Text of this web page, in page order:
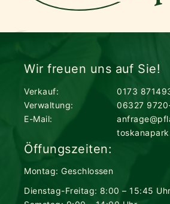
Wir freuen uns auf Sie!
Verkauf:
0173
Verwaltung:
06327
E-Mail:
Öffungszeiten:
Montag: Geschlossen
Dienstag-Freitag: 8:00 – 15:45 Uhr